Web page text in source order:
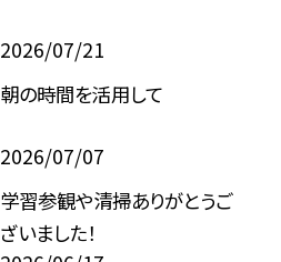
2026/07/21
朝の時間を活用して
2026/07/07
学習参観や清掃ありがとうご
ざいました！